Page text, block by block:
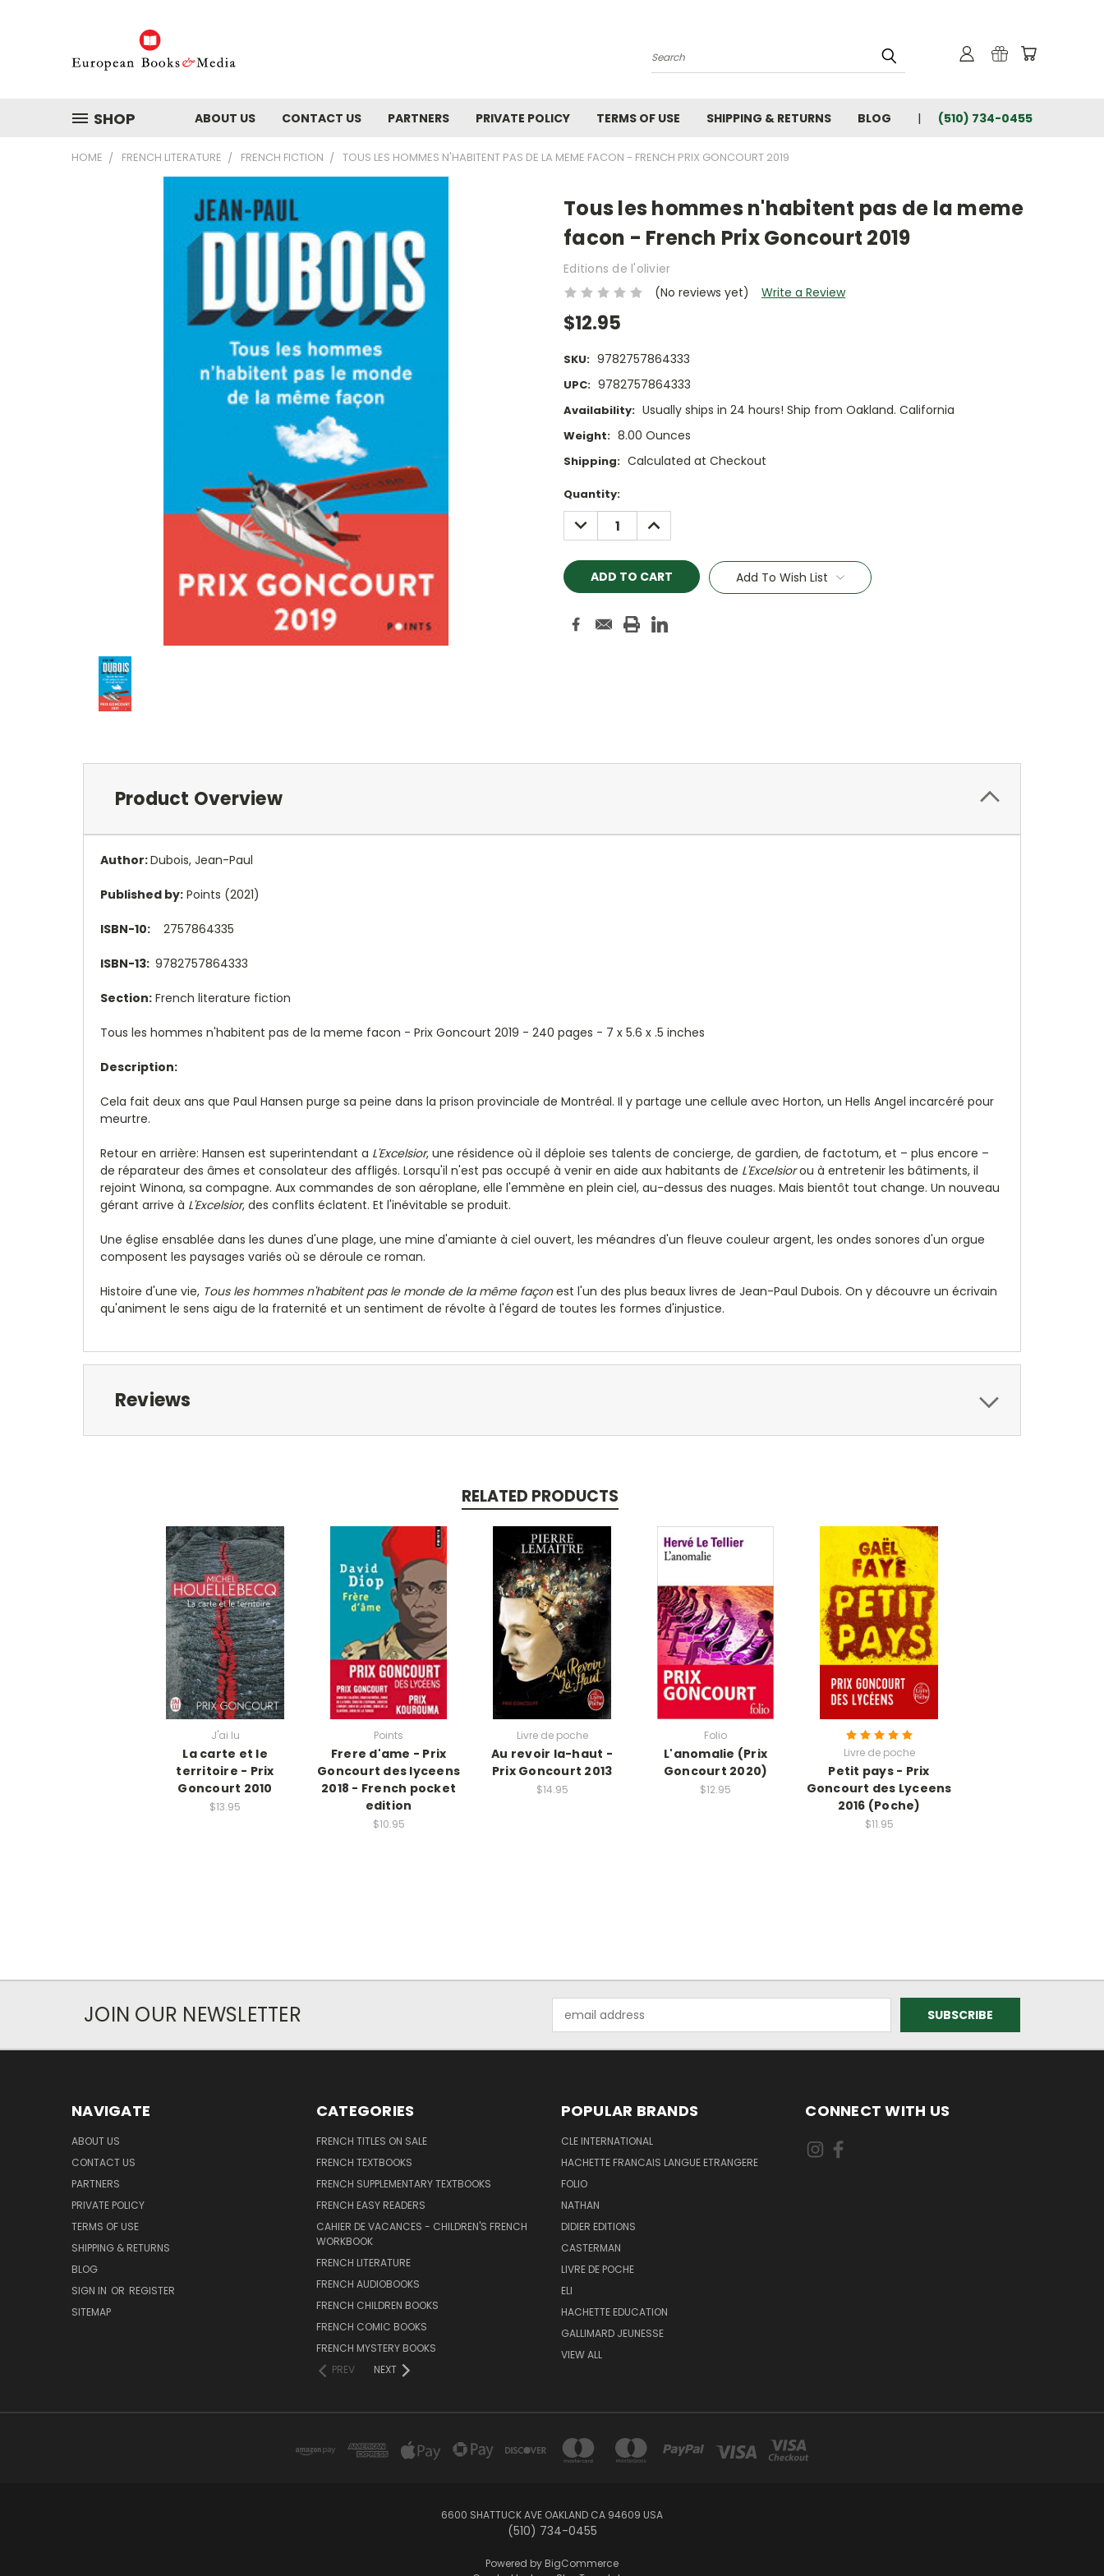
Search
SHOP ABOUT US CONTACT US PARTNERS PRIVATE POLICY TERMS OF USE SHIPPING & RETURNS BLOG (510) 734-0455
HOME FRENCH LITERATURE FRENCH FICTION TOUS LES HOMMES N'HABITENT PAS DE LA MEME FACON - FRENCH PRIX GONCOURT 2019
Tous les hommes n'habitent pas de la meme
facon - French Prix Goncourt 2019
Editions de l'olivier
(No reviews yet)
Write a Review
$12.95
SKU: 9782757864333
UPC: 9782757864333
Availability: Usually ships in 24 hours! Ship from Oakland. California
Weight: 8.00 Ounces
Shipping: Calculated at Checkout
Current
Stock:
Quantity:
DECREASE
QUANTITY:
INCREASE
QUANTITY:
Add To Wish List
Product Overview
Author:Dubois, Jean-Paul
Published by: Points (2021)
ISBN-10: 2757864335
ISBN-13: 9782757864333
Section: French literature fiction
Tous les hommes n'habitent pas de la meme facon - Prix Goncourt 2019 - 240 pages - 7 x 5.6 x .5 inches
Description:
Cela fait deux ans que Paul Hansen purge sa peine dans la prison provinciale de Montréal. Il y partage une cellule avec Horton, un Hells Angel incarcéré pour
meurtre.
Retour en arrière: Hansen est superintendant a L'Excelsior, une résidence où il déploie ses talents de concierge, de gardien, de factotum, et – plus encore –
de réparateur des âmes et consolateur des affligés. Lorsqu'il n'est pas occupé à venir en aide aux habitants de L'Excelsiorou à entretenir les bâtiments, il
rejoint Winona, sa compagne. Aux commandes de son aéroplane, elle l'emmène en plein ciel, au-dessus des nuages. Mais bientôt tout change. Un nouveau
gérant arrive à L'Excelsior, des conflits éclatent. Et l'inévitable se produit.
Une église ensablée dans les dunes d'une plage, une mine d'amiante à ciel ouvert, les méandres d'un fleuve couleur argent, les ondes sonores d'un orgue
composent les paysages variés où se déroule ce roman.
Histoire d'une vie, Tous les hommes n'habitent pas le monde de la même façonest l'un des plus beaux livres de Jean-Paul Dubois. On y découvre un écrivain
qu'animent le sens aigu de la fraternité et un sentiment de révolte à l'égard de toutes les formes d'injustice.
Reviews
RELATED PRODUCTS
J'ai lu
La carte et le
territoire - Prix
Goncourt 2010
$13.95
Points
Frere d'ame - Prix
Goncourt des lyceens
2018 - French pocket
edition
$10.95
Livre de poche
Au revoir la-haut -
Prix Goncourt 2013
$14.95
Folio
L'anomalie (Prix
Goncourt 2020)
$12.95
Livre de poche
Petit pays - Prix
Goncourt des Lyceens
2016 (Poche)
$11.95
JOIN OUR NEWSLETTER
Address
NAVIGATE
ABOUT US
CONTACT US
PARTNERS
PRIVATE POLICY
TERMS OF USE
SHIPPING & RETURNS
BLOG
SIGN IN OR REGISTER
SITEMAP
CATEGORIES
FRENCH TITLES ON SALE
FRENCH TEXTBOOKS
FRENCH SUPPLEMENTARY TEXTBOOKS
FRENCH EASY READERS
CAHIER DE VACANCES - CHILDREN'S FRENCH
WORKBOOK
FRENCH LITERATURE
FRENCH AUDIOBOOKS
FRENCH CHILDREN BOOKS
FRENCH COMIC BOOKS
FRENCH MYSTERY BOOKS
PREV
NEXT
POPULAR BRANDS
CLE INTERNATIONAL
HACHETTE FRANCAIS LANGUE ETRANGERE
FOLIO
NATHAN
DIDIER EDITIONS
CASTERMAN
LIVRE DE POCHE
ELI
HACHETTE EDUCATION
GALLIMARD JEUNESSE
VIEW ALL
CONNECT WITH US
6600 SHATTUCK AVE OAKLAND CA 94609 USA
(510) 734-0455
Powered by BigCommerce